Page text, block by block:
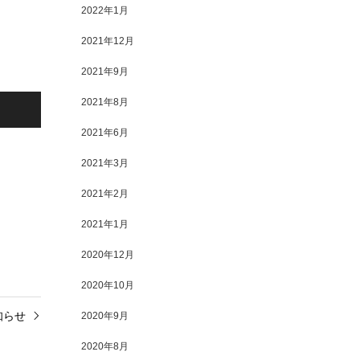
らせ
2022年1月
2021年12月
2021年9月
2021年8月
2021年6月
2021年3月
2021年2月
2021年1月
2020年12月
2020年10月
2020年9月
2020年8月